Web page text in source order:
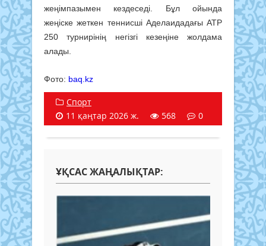
жеңімпазымен кездеседі. Бұл ойында
жеңіске жеткен теннисші Аделаидадағы ATP
250 турнирінің негізгі кезеңіне жолдама
алады.
Фото: baq.kz
Спорт
11 қаңтар 2026 ж.
568 0
ҰҚСАС ЖАҢАЛЫҚТАР: